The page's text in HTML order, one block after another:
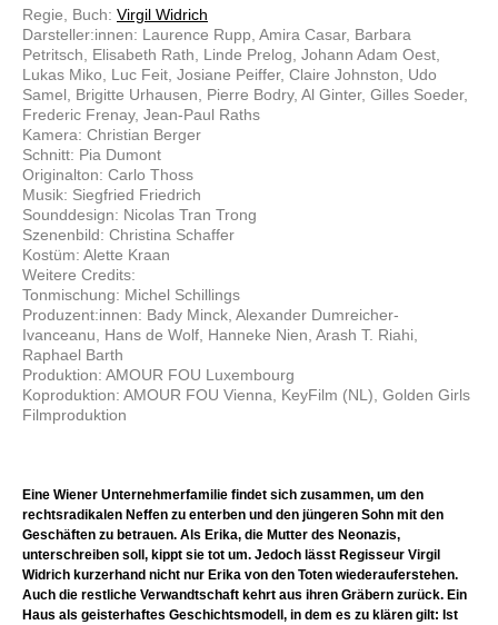
Regie, Buch: Virgil Widrich
Darsteller:innen: Laurence Rupp, Amira Casar, Barbara
Petritsch, Elisabeth Rath, Linde Prelog, Johann Adam Oest,
Lukas Miko, Luc Feit, Josiane Peiffer, Claire Johnston, Udo
Samel, Brigitte Urhausen, Pierre Bodry, Al Ginter, Gilles Soeder,
Frederic Frenay, Jean-Paul Raths
Kamera: Christian Berger
Schnitt: Pia Dumont
Originalton: Carlo Thoss
Musik: Siegfried Friedrich
Sounddesign: Nicolas Tran Trong
Szenenbild: Christina Schaffer
Kostüm: Alette Kraan
Weitere Credits:
Tonmischung: Michel Schillings
Produzent:innen: Bady Minck, Alexander Dumreicher-
Ivanceanu, Hans de Wolf, Hanneke Nien, Arash T. Riahi,
Raphael Barth
Produktion: AMOUR FOU Luxembourg
Koproduktion: AMOUR FOU Vienna, KeyFilm (NL), Golden Girls
Filmproduktion
Eine Wiener Unternehmerfamilie findet sich zusammen, um den
rechtsradikalen Neffen zu enterben und den jüngeren Sohn mit den
Geschäften zu betrauen. Als Erika, die Mutter des Neonazis,
unterschreiben soll, kippt sie tot um. Jedoch lässt Regisseur Virgil
Widrich kurzerhand nicht nur Erika von den Toten wiederauferstehen.
Auch die restliche Verwandtschaft kehrt aus ihren Gräbern zurück. Ein
Haus als geisterhaftes Geschichtsmodell, in dem es zu klären gilt: Ist